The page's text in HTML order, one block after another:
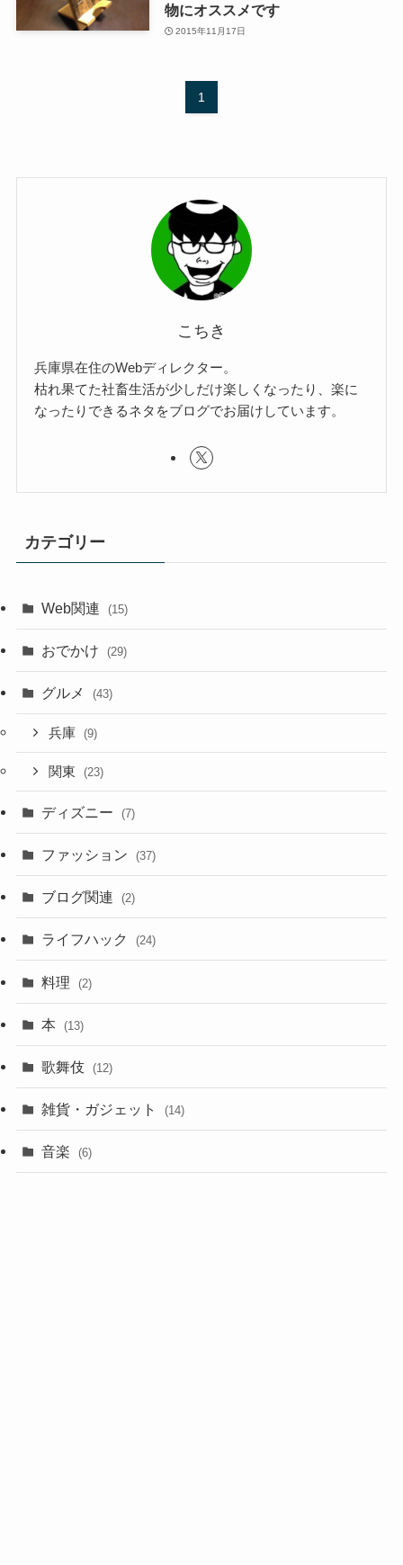
物にオススメです
2015年11月17日
1
こちき
兵庫県在住のWebディレクター。
枯れ果てた社畜生活が少しだけ楽しくなったり、楽に
なったりできるネタをブログでお届けしています。
カテゴリー
Web関連 (15)
おでかけ (29)
グルメ (43)
兵庫 (9)
関東 (23)
ディズニー (7)
ファッション (37)
ブログ関連 (2)
ライフハック (24)
料理 (2)
本 (13)
歌舞伎 (12)
雑貨・ガジェット (14)
音楽 (6)